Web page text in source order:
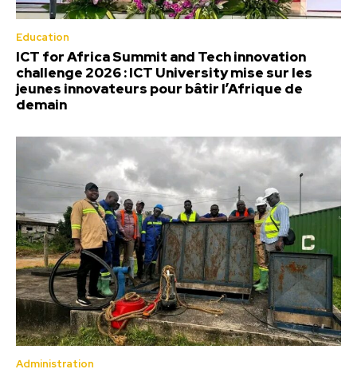
Education
ICT for Africa Summit and Tech innovation
challenge 2026 : ICT University mise sur les
jeunes innovateurs pour bâtir l’Afrique de
demain
Administration